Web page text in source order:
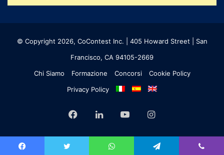
© Copyright 2026, CoContest Inc. | 405 Howard Street | San
Francisco, CA 94105-2669
Chi Siamo
Formazione Concorsi
Cookie Policy
Privacy Policy
FacebookLinkedInYouTubeInstagram